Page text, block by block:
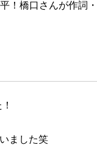
！橋口さんが作詞
ました笑